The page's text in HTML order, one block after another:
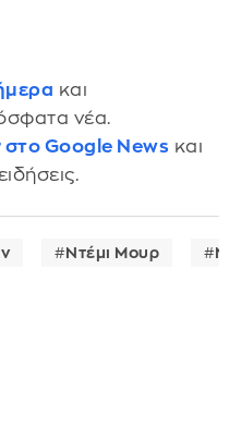
και
νέα.
στο Google News και
Ντέμι Μουρ